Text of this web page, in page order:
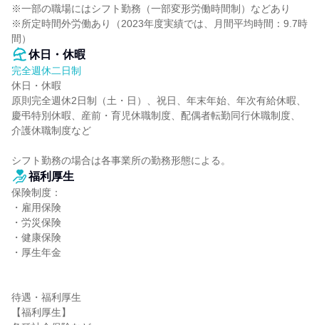
※一部の職場にはシフト勤務（一部変形労働時間制）などあり
※所定時間外労働あり（2023年度実績では、月間平均時間：9.7時
間）
休日・休暇
完全週休二日制
休日・休暇
原則完全週休2日制（土・日）、祝日、年末年始、年次有給休暇、
慶弔特別休暇、産前・育児休職制度、配偶者転勤同行休職制度、
介護休職制度など
シフト勤務の場合は各事業所の勤務形態による。
福利厚生
保険制度：
・雇用保険
・労災保険
・健康保険
・厚生年金
待遇・福利厚生
【福利厚生】